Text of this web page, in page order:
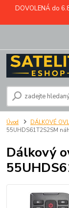
DOVOLENÁ do
Úvod DÁLKOVÉ
55UHDS61T2S2SM
Dálkový